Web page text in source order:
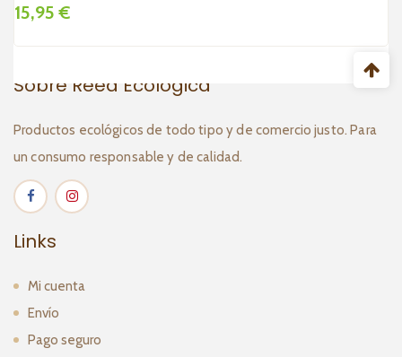
15,95 €
Sobre Reed Ecológica
Productos ecológicos de todo tipo y de comercio justo. Para
un consumo responsable y de calidad.
Links
Mi cuenta
Envío
Pago seguro